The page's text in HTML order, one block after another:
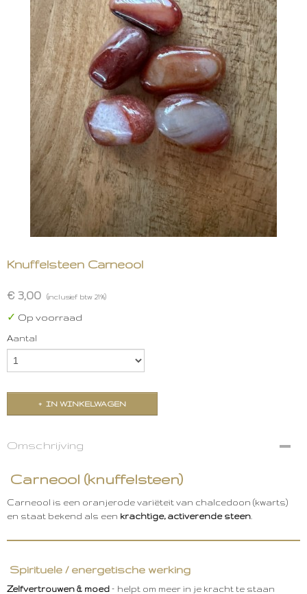
Knuffelsteen Carneool
€ 3,00 (inclusief btw 21%)
✓ Op voorraad
Aantal
IN WINKELWAGEN
Omschrijving
Carneool (knuffelsteen)
Carneool is een oranjerode variëteit van chalcedoon (kwarts)
en staat bekend als een krachtige, activerende steen
Spirituele / energetische werking
Zelfvertrouwen & moed – helpt om meer in je kracht te staan